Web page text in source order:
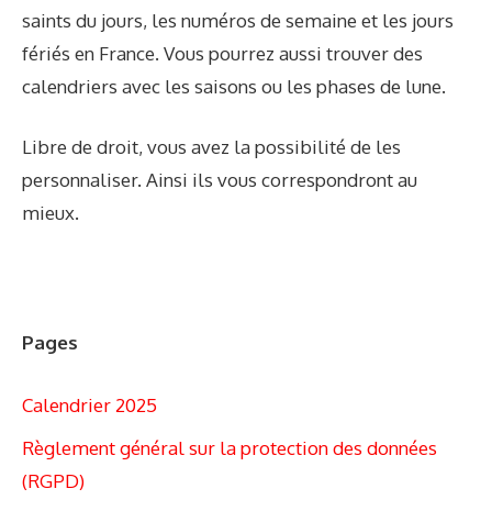
saints du jours, les numéros de semaine et les jours
fériés en France. Vous pourrez aussi trouver des
calendriers avec les saisons ou les phases de lune.
Libre de droit, vous avez la possibilité de les
personnaliser. Ainsi ils vous correspondront au
mieux.
Pages
Calendrier 2025
Règlement général sur la protection des données
(RGPD)